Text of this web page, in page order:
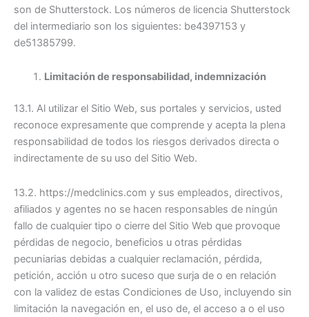
son de Shutterstock. Los números de licencia Shutterstock
del intermediario son los siguientes: be4397153 y
de51385799.
Limitación de responsabilidad, indemnización
13.1. Al utilizar el Sitio Web, sus portales y servicios, usted
reconoce expresamente que comprende y acepta la plena
responsabilidad de todos los riesgos derivados directa o
indirectamente de su uso del Sitio Web.
13.2. https://medclinics.com y sus empleados, directivos,
afiliados y agentes no se hacen responsables de ningún
fallo de cualquier tipo o cierre del Sitio Web que provoque
pérdidas de negocio, beneficios u otras pérdidas
pecuniarias debidas a cualquier reclamación, pérdida,
petición, acción u otro suceso que surja de o en relación
con la validez de estas Condiciones de Uso, incluyendo sin
limitación la navegación en, el uso de, el acceso a o el uso